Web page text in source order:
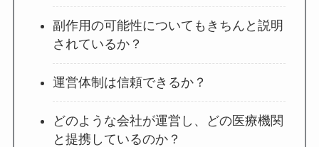
副作用の可能性についてもきちんと説明
されているか？
運営体制は信頼できるか？
どのような会社が運営し、どの医療機関
と提携しているのか？